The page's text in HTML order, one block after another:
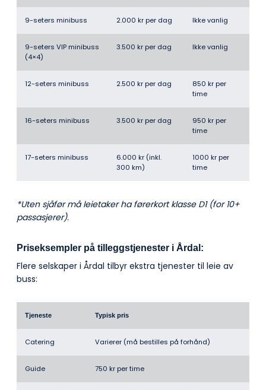
9-seters minibuss 2.000 kr per dag Ikke vanlig
9-seters VIP minibuss
(4×4)
3.500 kr per dag Ikke vanlig
12-seters minibuss 2.500 kr per dag
850 kr per
time
16-seters minibuss 3.500 kr per dag
950 kr per
time
17-seters minibuss
6.000 kr (inkl.
300 km)
1000 kr per
time
*Uten sjåfør må leietaker ha førerkort klasse D1 (for 10+
passasjerer).
Priseksempler på tilleggstjenester i Årdal:
Flere selskaper i Årdal tilbyr ekstra tjenester til leie av
buss:
Tjeneste Typisk pris
Catering Varierer (må bestilles på forhånd)
Guide 750 kr per time